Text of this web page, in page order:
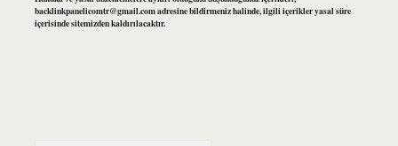
backlinkpanelicomtr@gmail.comadresine bildirmeniz halinde, ilgili içerikler yasal süre
içerisinde sitemizden kaldırılacaktır.